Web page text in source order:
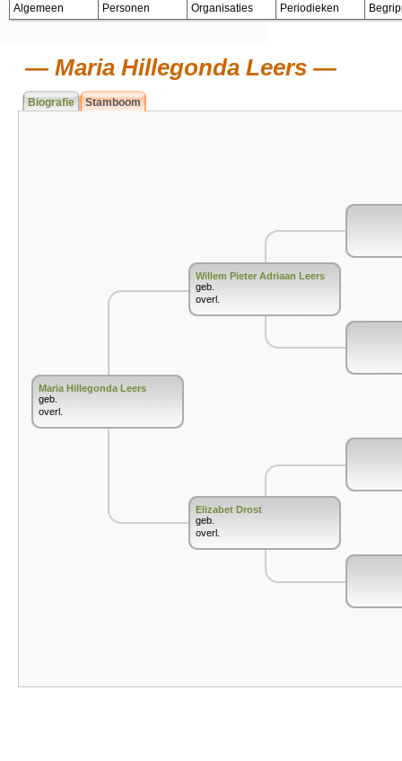
Algemeen Personen Organisaties Periodieken
Maria Hillegonda Leers
Biografie Stamboom
Maria Hillegonda Leers
geb.
overl.
Willem Pieter Adriaan Leers
geb.
overl.
Elizabet Drost
geb.
overl.